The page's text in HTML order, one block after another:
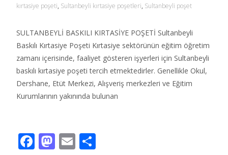
kırtasiye poşeti, Sultanbeyli kırtasiye poşetleri, Sultanbeyli poşet
SULTANBEYLİ BASKILI KIRTASİYE POŞETİ Sultanbeyli
Baskılı Kırtasiye Poşeti Kırtasiye sektörünün eğitim öğretim
zamanı içerisinde, faaliyet gösteren işyerleri için Sultanbeyli
baskılı kırtasiye poşeti tercih etmektedirler. Genellikle Okul,
Dershane, Etüt Merkezi, Alışveriş merkezleri ve Eğitim
Kurumlarının yakınında bulunan
F M E